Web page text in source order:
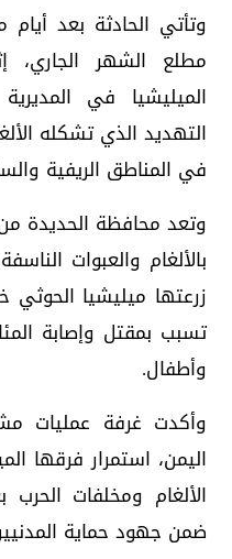
وتأتي الحادثة بعد
مطلع الشهر الجاري،
الميليشيا في
التهديد الذي تشكله
في المناطق الريفية
وتعد محافظة الحديدة من
بالألغام والعبوات
زرعتها ميليشيا الحوثي
تسبب بمقتل وإصابة
وأطفال.
وأكدت غرفة عمليات
اليمن، استمرار فرقها
الألغام ومخلفات
ضمن جهود حماية